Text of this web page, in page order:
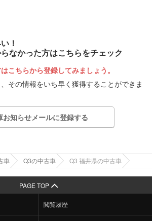
！
なかった方はこちらをチェック
こちらから登録してみましょう。
その情報をいち早く獲得することができま
お知らせメールに登録する
車 Q3の中古車 Q3 福井県の中古車
PAGE TOP
閲覧履歴